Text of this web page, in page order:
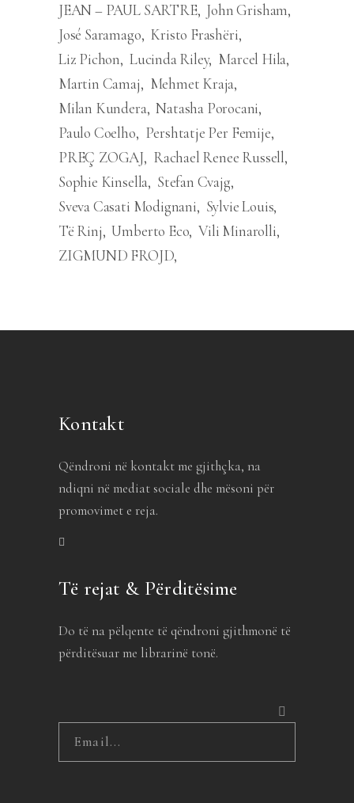
JEAN – PAUL SARTRE John Grisham
José Saramago Kristo Frashëri
Liz Pichon Lucinda Riley Marcel Hila
Martin Camaj
Mehmet Kraja
Milan Kundera Natasha Porocani
Paulo Coelho
Pershtatje Per Femije
PREÇ ZOGAJ
Rachael Renee Russell
Sophie Kinsella Stefan Cvajg
Sveva Casati Modignani
Sylvie Louis
Të Rinj Umberto Eco Vili Minarolli
ZIGMUND FROJD
Kontakt
Qëndroni në kontakt me gjithçka, na
ndiqni në mediat sociale dhe mësoni për
promovimet e reja.
Të rejat & Përditësime
Do të na pëlqente të qëndroni gjithmonë të
përditësuar me librarinë tonë.